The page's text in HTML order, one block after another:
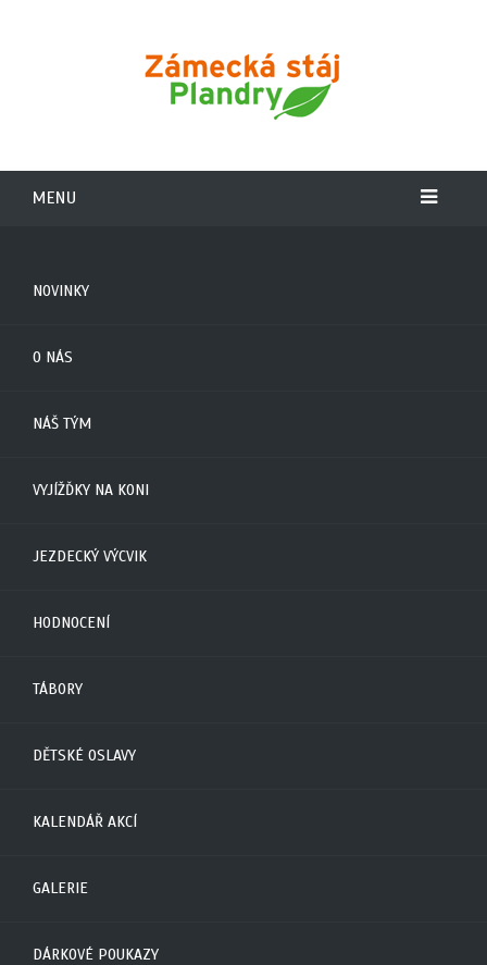
MENU
NOVINKY
O NÁS
NÁŠ TÝM
VYJÍŽĎKY NA KONI
JEZDECKÝ VÝCVIK
HODNOCENÍ
TÁBORY
DĚTSKÉ OSLAVY
KALENDÁŘ AKCÍ
GALERIE
DÁRKOVÉ POUKAZY